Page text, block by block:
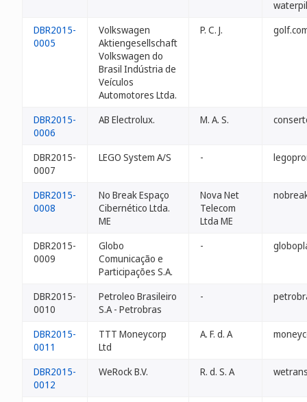
DBR2015-
0005
Volkswagen
Aktiengesellschaft
Volkswagen do
Brasil Indústria de
Veículos
Automotores Ltda.
P. C. J.
DBR2015-
0006
AB Electrolux. M. A. S.
DBR2015-
0007
LEGO System A/S -
DBR2015-
0008
No Break Espaço
Cibernético Ltda.
ME
Nova Net
Telecom
Ltda ME
DBR2015-
0009
Globo
Comunicação e
Participações S.A.
-
DBR2015-
0010
Petroleo Brasileiro
S.A - Petrobras
-
DBR2015-
0011
TTT Moneycorp
Ltd
A. F. d. A
DBR2015-
0012
WeRock B.V. R. d. S. A